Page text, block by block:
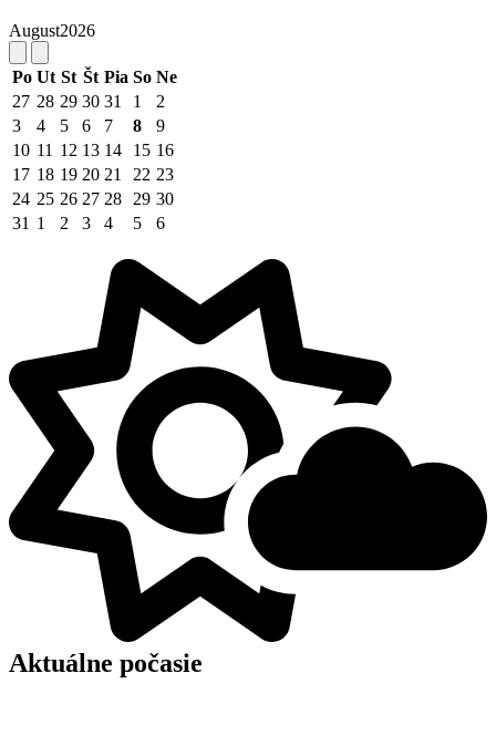
August2026
Po Ut St Št Pia So Ne
27 28 29 30 31 1
2
3
4 5 6 7 8
9
10 11 12 13 14 15 16
17 18 19 20 21 22 23
24 25 26 27 28 29 30
31 1 2 3 4 5 6
Aktuálne počasie